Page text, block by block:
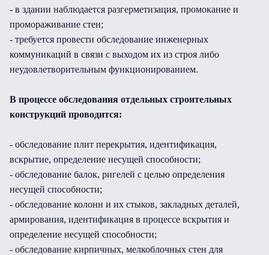
- в здании наблюдается разгерметизация, промокание и
промораживание стен;
- требуется провести обследование инженерных
коммуникаций в связи с выходом их из строя либо
неудовлетворительным функционированием.
В процессе обследования отдельных строительных
конструкций проводится:
- обследование плит перекрытия, идентификация,
вскрытие, определение несущей способности;
- обследование балок, ригелей с целью определения
несущей способности;
- обследование колонн и их стыков, закладных деталей,
армирования, идентификация в процессе вскрытия и
определение несущей способности;
- обследование кирпичных, мелкоблочных стен для